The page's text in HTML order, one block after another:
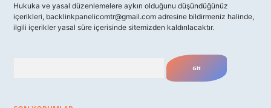
Hukuka ve yasal düzenlemelere aykırı olduğunu düşündüğünüz
içerikleri, backlinkpanelicomtr@gmail.com adresine bildirmeniz halinde,
ilgili içerikler yasal süre içerisinde sitemizden kaldırılacaktır.